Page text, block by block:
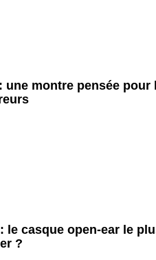
une montre pensée pour
le casque open-ear le
?